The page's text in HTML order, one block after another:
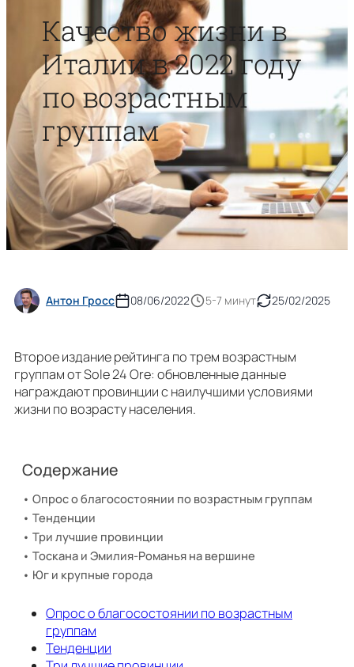
Качество жизни в
Италии в 2022 году
по возрастным
группам
Антон Гросс 08/06/2022 5-7 минут 25/02/2025
Второе издание рейтинга по трем возрастным
группам от Sole 24 Ore: обновленные данные
награждают провинции с наилучшими условиями
жизни по возрасту населения.
Содержание
Опрос о благосостоянии по возрастным группам
Тенденции
Три лучшие провинции
Тоскана и Эмилия-Романья на вершине
Юг и крупные города
Опрос о благосостоянии по возрастным
группам
Тенденции